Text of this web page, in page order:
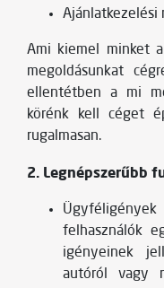
Ajánlatkezelési
Ami kiemel minket
megoldásunkat
ellentétben a mi
körénk kell céget
rugalmasan.
2. Legnépszerűbb
felhasználók
igényeinek
autóról vagy